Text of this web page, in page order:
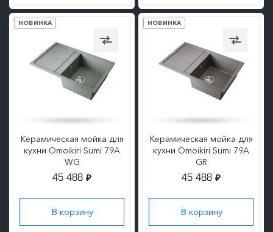
НОВИНКА
Керамическая мойка для
кухни Omoikiri Sumi 79A
WG
45 488 ₽
НОВИНКА
Керамическая мойка для
кухни Omoikiri Sumi 79A
GR
45 488 ₽
ПОДРОБНЕЕ ПОДРОБНЕЕ